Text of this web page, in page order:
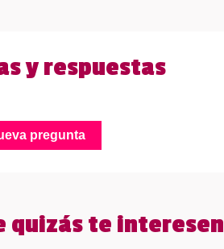
y respuestas
pregunta
quizás te interesen